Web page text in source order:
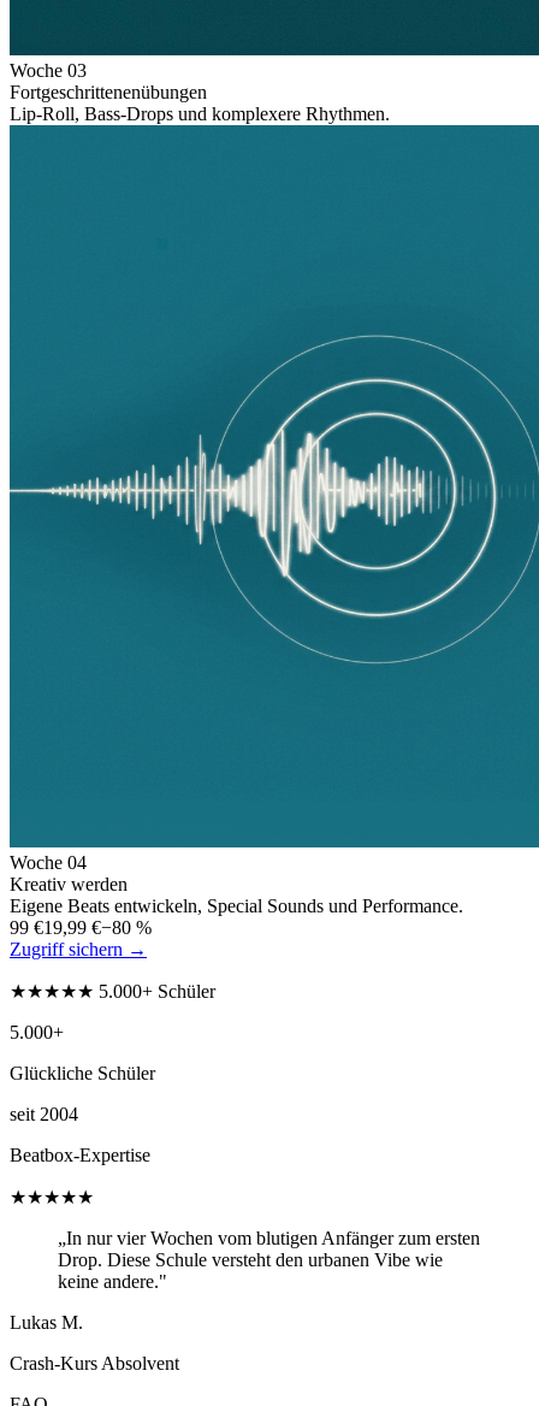
Woche 03
Fortgeschrittenenübungen
Lip-Roll, Bass-Drops und komplexere Rhythmen.
Woche 04
Kreativ werden
Eigene Beats entwickeln, Special Sounds und Performance.
99 €19,99 €−80 %
Zugriff sichern →
★★★★★ 5.000+ Schüler
5.000+
Glückliche Schüler
seit 2004
Beatbox-Expertise
★★★★★
„In nur vier Wochen vom blutigen Anfänger zum ersten
Drop. Diese Schule versteht den urbanen Vibe wie
keine andere."
Lukas M.
Crash-Kurs Absolvent